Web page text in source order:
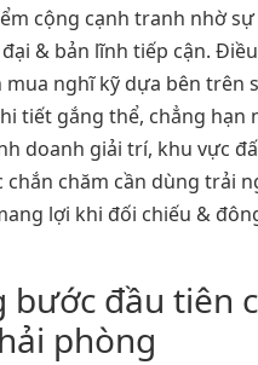
cộng cạnh tranh nhờ
& bản lĩnh tiếp cận.
mua nghĩ kỹ dựa bên trên
tiết gắng thể, chẳng hạn
doanh giải trí, khu vực
chắn chăm cần dùng trải
lợi khi đối chiếu &
bước đầu tiên
phòng